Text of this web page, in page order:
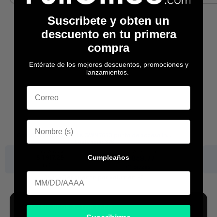
Grandstream Networks GWN7670 punto de acceso in...
Existencia:326
$ 1,859.77
DISTRIBUIDOR AUTORIZADO
Suscribete y obten un
descuento en tu primera
compra
Entérate de los mejores descuentos, promociones y
lanzamientos.
Cumpleaños
Cumpleaa